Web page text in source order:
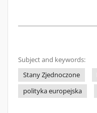
Subject and keywords:
Stany Zjednoczone
polityka europejska